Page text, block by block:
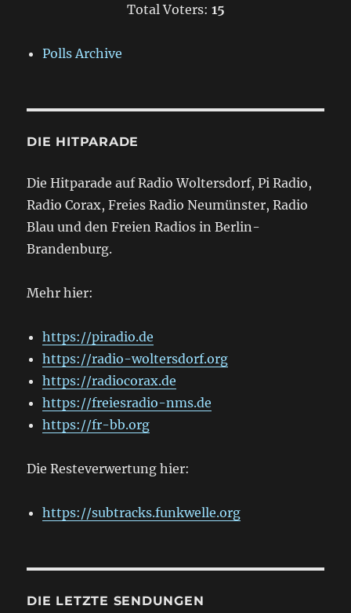
Total Voters: 15
Polls Archive
DIE HITPARADE
Die Hitparade auf Radio Woltersdorf, Pi Radio,
Radio Corax, Freies Radio Neumünster, Radio
Blau und den Freien Radios in Berlin-
Brandenburg.
Mehr hier:
https://piradio.de
https://radio-woltersdorf.org
https://radiocorax.de
https://freiesradio-nms.de
https://fr-bb.org
Die Resteverwertung hier:
https://subtracks.funkwelle.org
DIE LETZTE SENDUNGEN